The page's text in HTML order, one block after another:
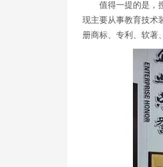
值得一提的是，
现主要从事教育技术
册商标、专利、软著